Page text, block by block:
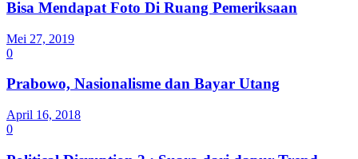
Bisa Mendapat Foto Di Ruang Pemeriksaan
Mei 27, 2019
0
Prabowo, Nasionalisme dan Bayar Utang
April 16, 2018
0